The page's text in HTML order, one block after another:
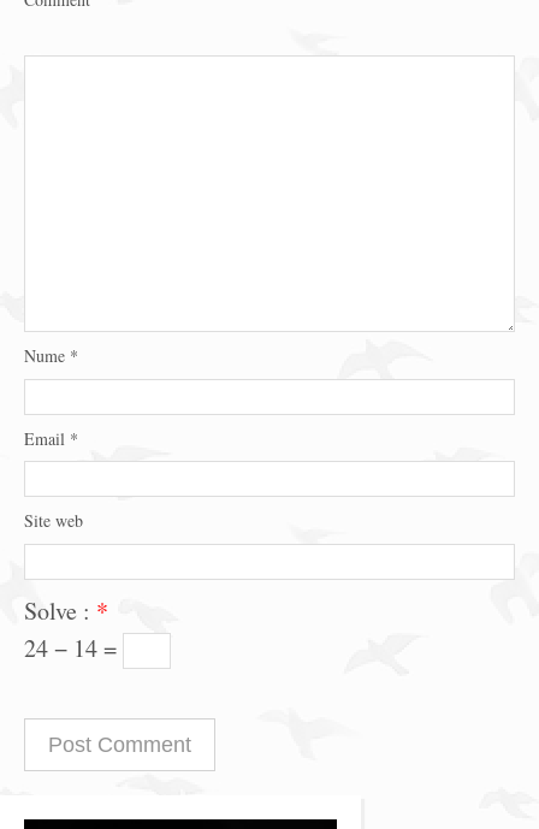
Nume *
Email *
Site web
Solve : *
24 − 14 =